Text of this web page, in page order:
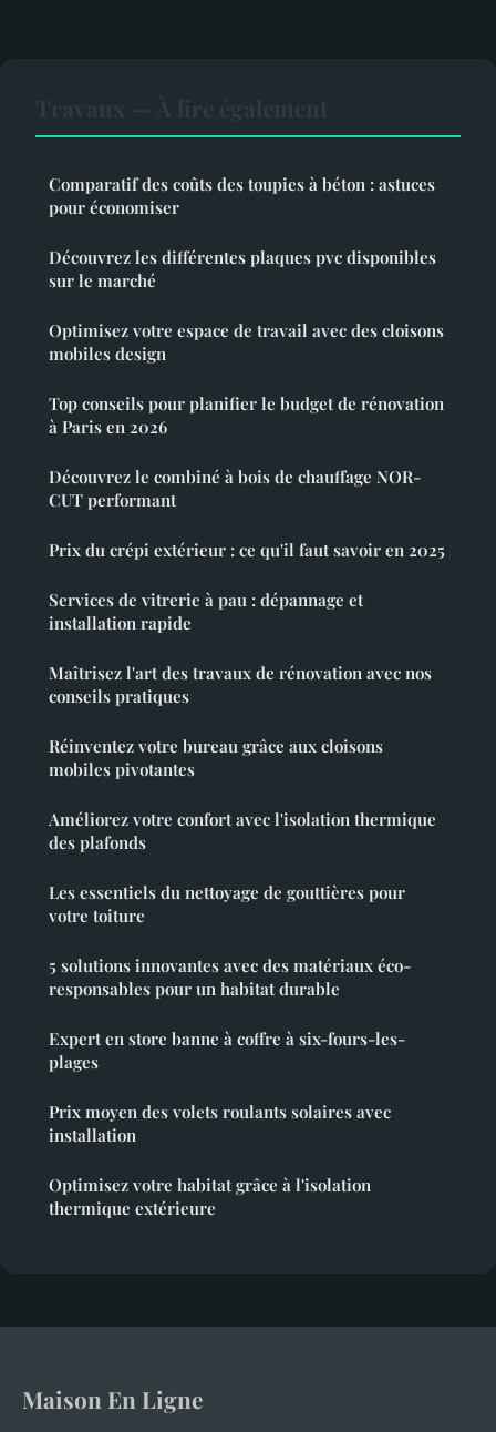
Comparatif des coûts des toupies à béton : astuces
pour économiser
Découvrez les différentes plaques pvc disponibles
sur le marché
Optimisez votre espace de travail avec des cloisons
mobiles design
Top conseils pour planifier le budget de rénovation
à Paris en 2026
Découvrez le combiné à bois de chauffage NOR-
CUT performant
Prix du crépi extérieur : ce qu'il faut savoir en 2025
Services de vitrerie à pau : dépannage et
installation rapide
Maîtrisez l'art des travaux de rénovation avec nos
conseils pratiques
Réinventez votre bureau grâce aux cloisons
mobiles pivotantes
Améliorez votre confort avec l'isolation thermique
des plafonds
Les essentiels du nettoyage de gouttières pour
votre toiture
5 solutions innovantes avec des matériaux éco-
responsables pour un habitat durable
Expert en store banne à coffre à six-fours-les-
plages
Prix moyen des volets roulants solaires avec
installation
Optimisez votre habitat grâce à l'isolation
thermique extérieure
Maison En Ligne